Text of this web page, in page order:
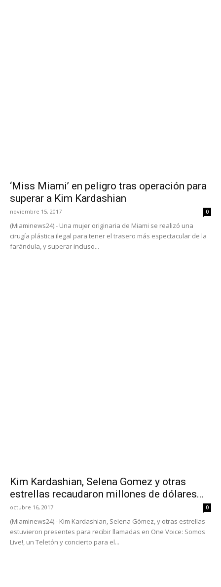
‘Miss Miami’ en peligro tras operación para
superar a Kim Kardashian
noviembre 15, 2017 0
(Miaminews24).- Una mujer originaria de Miami se realizó una
cirugía plástica ilegal para tener el trasero más espectacular de la
farándula, y superar incluso...
Kim Kardashian, Selena Gomez y otras
estrellas recaudaron millones de dólares...
octubre 16, 2017 0
(Miaminews24).- Kim Kardashian, Selena Gómez, y otras estrellas
estuvieron presentes para recibir llamadas en One Voice: Somos
Live!, un Teletón y concierto para el...